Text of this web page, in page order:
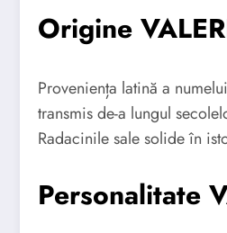
Origine
Proveniența latină a
transmis de-a lungul
Radacinile sale solide în
Personalitate